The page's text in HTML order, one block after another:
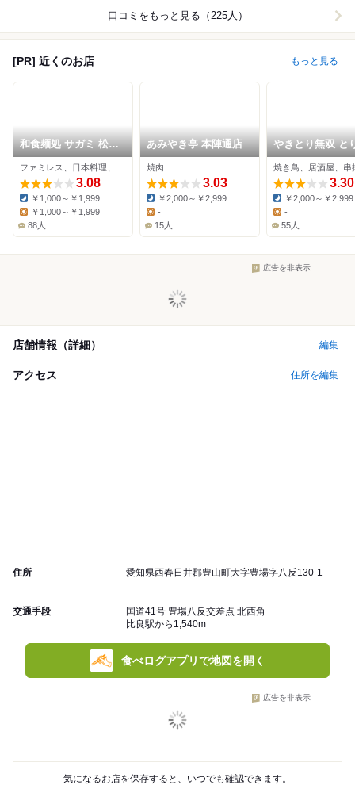
口コミをもっと見る（225人）
[PR] 近くのお店 もっと見る
和食麺処 サガミ 松葉
公園店
3.08
Dinner:
￥1,000～￥1,999
Lunch:
￥1,000～￥1,999
88人
あみやき亭 本陣通店
焼肉
3.03
Dinner:
￥2,000～￥2,999
Lunch:
-
15人
やきとり無双 と
焼き鳥、居酒屋、串
3.30
Dinner:
￥2,000～￥2,999
Lunch:
-
55人
広告を非表示
店舗情報（詳細） 編集
アクセス 住所を編集
住所 愛知県西春日井郡豊山町大字豊場字八反130-1
交通手段
国道41号 豊場八反交差点 北西角
比良駅から1,540m
食べログアプリで地図を開く
広告を非表示
気になるお店を保存すると、いつでも確認できます。